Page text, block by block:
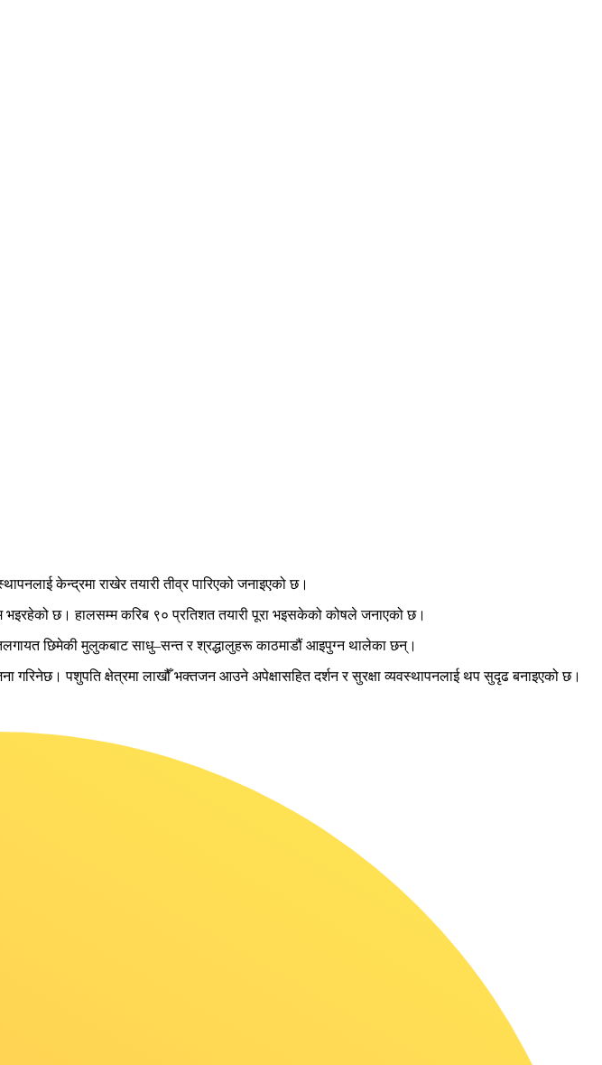
केन्द्रमा राखेर तयारी तीव्र पारिएको जनाइएको छ।
भइरहेको छ। हालसम्म करिब ९० प्रतिशत तयारी पूरा भइसकेको कोषले जनाएको छ।
छिमेकी मुलुकबाट साधु–सन्त र श्रद्धालुहरू काठमाडौं आइपुग्न थालेका छन्।
गरिनेछ। पशुपति क्षेत्रमा लाखौँ भक्तजन आउने अपेक्षासहित दर्शन र सुरक्षा व्यवस्थापनलाई थप सुदृढ बनाइएको छ।